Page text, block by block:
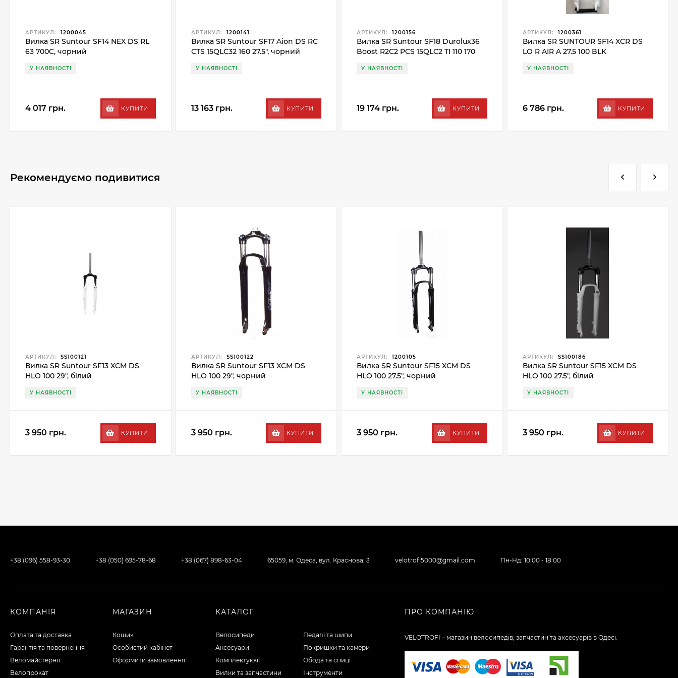
АРТИКУЛ: 1200045
Вилка SR Suntour SF14 NEX DS RL
63 700C, чорний
У НАЯВНОСТІ
4 017 грн. КУПИТИ
АРТИКУЛ: 1200141
Вилка SR Suntour SF17 Aion DS RC
CTS 15QLC32 160 27.5", чорний
У НАЯВНОСТІ
13 163 грн. КУПИТИ
АРТИКУЛ: 1200156
Вилка SR Suntour SF18 Durolux36
Boost R2C2 PCS 15QLC2 TI 110 170
У НАЯВНОСТІ
19 174 грн. КУПИТИ
АРТИКУЛ: 1200361
Вилка SR SUNTOUR SF14 XCR DS
LO R AIR A 27.5 100 BLK
У НАЯВНОСТІ
6 786 грн. КУПИТИ
Рекомендуємо подивитися
АРТИКУЛ: SS100121
Вилка SR Suntour SF13 XCM DS
HLO 100 29", білий
У НАЯВНОСТІ
3 950 грн. КУПИТИ
АРТИКУЛ: SS100122
Вилка SR Suntour SF13 XCM DS
HLO 100 29", чорний
У НАЯВНОСТІ
3 950 грн. КУПИТИ
АРТИКУЛ: 1200105
Вилка SR Suntour SF15 XCM DS
HLO 100 27.5", чорний
У НАЯВНОСТІ
3 950 грн. КУПИТИ
АРТИКУЛ: SS100186
Вилка SR Suntour SF15 XCM DS
HLO 100 27.5", білий
У НАЯВНОСТІ
3 950 грн. КУПИТИ
+38 (096) 558-93-30 +38 (050) 695-78-68 +38 (067) 898-63-04 65059, м. Одеса, вул. Краснова, 3 velotrofi5000@gmail.com Пн-Нд: 10:00 - 18:00
КОМПАНІЯ
Оплата та доставка
Гарантія та повернення
Веломайстерня
Велопрокат
МАГАЗИН
Кошик
Особистий кабінет
Оформити замовлення
КАТАЛОГ
Велосипеди
Аксесуари
Комплектуючі
Вилки та запчастини
Педалі та шипи
Покришки та камери
Обода та спиці
Інструменти
ПРО КОМПАНІЮ
VELOTROFI – магазин велосипедів, запчастин та аксесуарів в Одесі.